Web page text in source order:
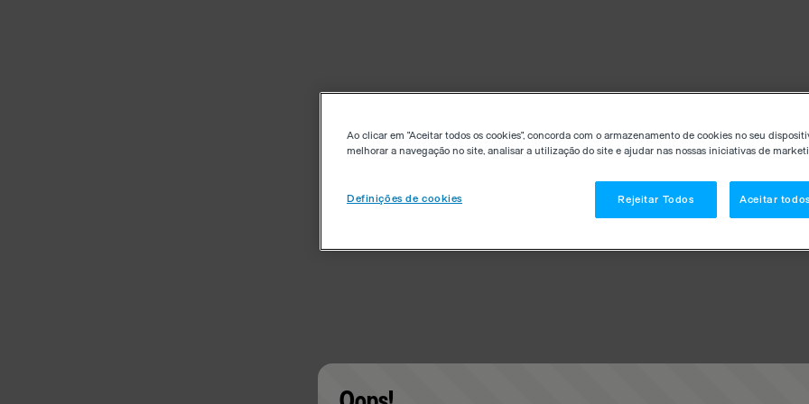
Ao clicar em "Aceitar todos os cookies", concorda com o armazenamento de cookies no seu
melhorar a navegação no site, analisar a utilização do site e ajudar nas nossas iniciativas de
Definições de cookies Rejeitar Todos Aceitar